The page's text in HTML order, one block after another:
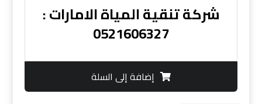
شركة تنقية المياة الامارات :
0521606327
إضافة إلى السلة